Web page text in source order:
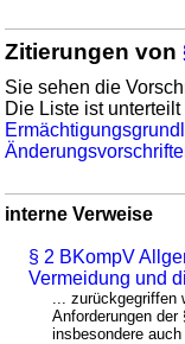
Zitierungen von
Sie sehen die
Die Liste ist
interne Verweise
§ 2 BKompV
Vermeidung und
...
Anforderungen
insbesondere